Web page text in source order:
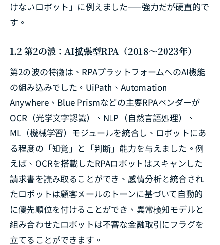
けないロボット」に例えました——強力だが硬直的で
す。
1.2 第2の波：AI拡張型RPA（2018〜2023年）
第2の波の特徴は、RPAプラットフォームへのAI機能
の組み込みでした。UiPath、Automation
Anywhere、Blue Prismなどの主要RPAベンダーが
OCR（光学文字認識）、NLP（自然言語処理）、
ML（機械学習）モジュールを統合し、ロボットにあ
る程度の「知覚」と「判断」能力を与えました。例
えば、OCRを搭載したRPAロボットはスキャンした
請求書を読み取ることができ、感情分析と統合され
たロボットは顧客メールのトーンに基づいて自動的
に優先順位を付けることができ、異常検知モデルと
組み合わせたロボットは不審な金融取引にフラグを
立てることができます。